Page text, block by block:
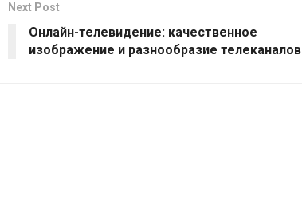
Next Post
Онлайн-телевидение: качественное
изображение и разнообразие телеканалов